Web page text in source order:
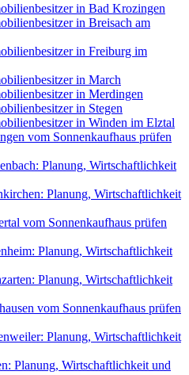
in Bad Krozingen
in Breisach am
in Freiburg im
in March
in Merdingen
in Stegen
in Winden im Elztal
vom Sonnenkaufhaus prüfen
Planung, Wirtschaftlichkeit
Planung, Wirtschaftlichkeit
vom Sonnenkaufhaus prüfen
Planung, Wirtschaftlichkeit
Planung, Wirtschaftlichkeit
vom Sonnenkaufhaus prüfen
Planung, Wirtschaftlichkeit
Planung, Wirtschaftlichkeit und